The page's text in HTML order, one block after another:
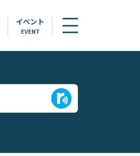
イベント
EVENT